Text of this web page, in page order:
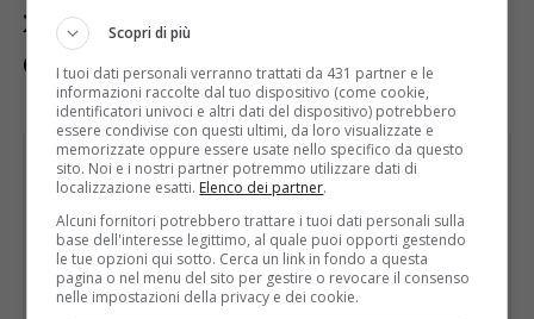
25.699 a Udine, 12.693 a Pordenone, 7.303 a
Gorizia e 739 da fuori regione.
Scopri di più
I tuoi dati personali verranno trattati da 431 partner e le
informazioni raccolte dal tuo dispositivo (come cookie,
identificatori univoci e altri dati del dispositivo) potrebbero
essere condivise con questi ultimi, da loro visualizzate e
memorizzate oppure essere usate nello specifico da questo
sito. Noi e i nostri partner potremmo utilizzare dati di
localizzazione esatti. Elenco dei partner.
Alcuni fornitori potrebbero trattare i tuoi dati personali sulla
base dell'interesse legittimo, al quale puoi opporti gestendo
le tue opzioni qui sotto. Cerca un link in fondo a questa
pagina o nel menu del sito per gestire o revocare il consenso
nelle impostazioni della privacy e dei cookie.